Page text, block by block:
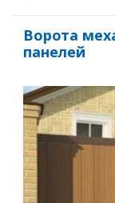
Ворота
панелей